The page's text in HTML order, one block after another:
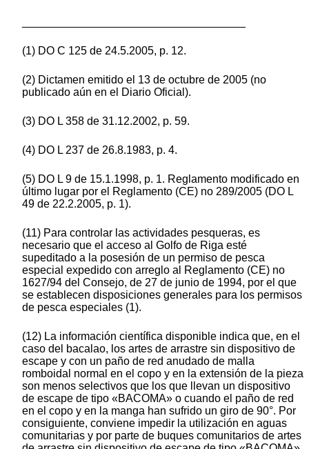
(1) DO C 125 de 24.5.2005, p. 12.
(2) Dictamen emitido el 13 de octubre de 2005 (no
publicado aún en el Diario Oficial).
(3) DO L 358 de 31.12.2002, p. 59.
(4) DO L 237 de 26.8.1983, p. 4.
(5) DO L 9 de 15.1.1998, p. 1. Reglamento modificado en
último lugar por el Reglamento (CE) no 289/2005 (DO L
49 de 22.2.2005, p. 1).
(11) Para controlar las actividades pesqueras, es
necesario que el acceso al Golfo de Riga esté
supeditado a la posesión de un permiso de pesca
especial expedido con arreglo al Reglamento (CE) no
1627/94 del Consejo, de 27 de junio de 1994, por el que
se establecen disposiciones generales para los permisos
de pesca especiales (1).
(12) La información científica disponible indica que, en el
caso del bacalao, los artes de arrastre sin dispositivo de
escape y con un paño de red anudado de malla
romboidal normal en el copo y en la extensión de la pieza
son menos selectivos que los que llevan un dispositivo
de escape de tipo «BACOMA» o cuando el paño de red
en el copo y en la manga han sufrido un giro de 90°. Por
consiguiente, conviene impedir la utilización en aguas
comunitarias y por parte de buques comunitarios de artes